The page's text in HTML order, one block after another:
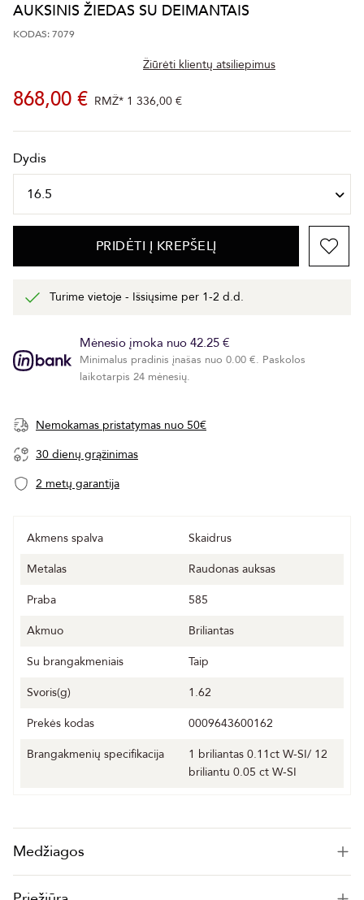
AUKSINIS ŽIEDAS SU DEIMANTAIS
KODAS: 7079
Žiūrėti klientų atsiliepimus
868,00 € RMŽ* 1 336,00 €
Dydis
PRIDĖTI Į KREPŠELĮ
Turime vietoje - Išsiųsime per 1-2 d.d.
Mėnesio įmoka nuo 42.25 €
Minimalus pradinis įnašas nuo 0.00 €. Paskolos
laikotarpis 24 mėnesių.
Nemokamas pristatymas nuo 50€
30 dienų grąžinimas
2 metų garantija
Akmens spalva
Skaidrus
Metalas
Raudonas auksas
Praba
585
Akmuo
Briliantas
Su brangakmeniais
Taip
Svoris(g)
1.62
Prekės kodas
0009643600162
Brangakmenių specifikacija
1 briliantas 0.11ct W-SI/ 12
briliantu 0.05 ct W-SI
Medžiagos